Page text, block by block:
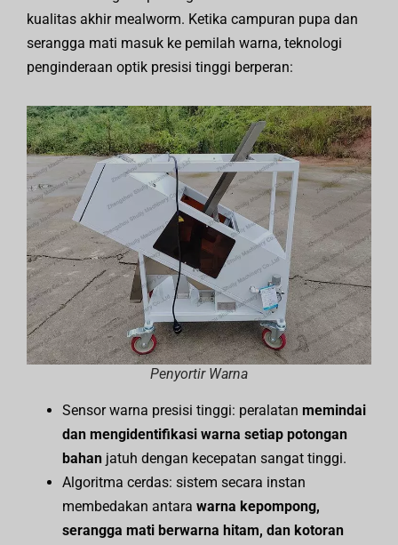
kualitas akhir mealworm. Ketika campuran pupa dan
serangga mati masuk ke pemilah warna, teknologi
penginderaan optik presisi tinggi berperan:
Penyortir Warna
Sensor warna presisi tinggi: peralatan memindai
dan mengidentifikasi warna setiap potongan
bahan jatuh dengan kecepatan sangat tinggi.
Algoritma cerdas: sistem secara instan
membedakan antara warna kepompong,
serangga mati berwarna hitam, dan kotoran